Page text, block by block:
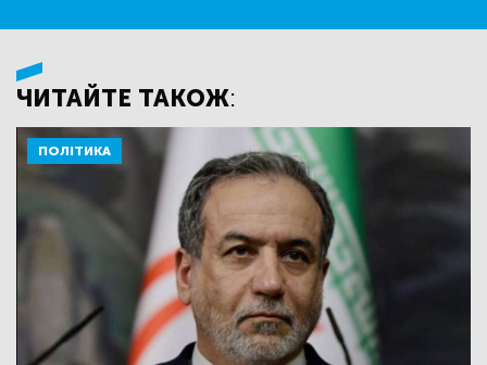
ЧИТАЙТЕ ТАКОЖ:
ПОЛІТИКА